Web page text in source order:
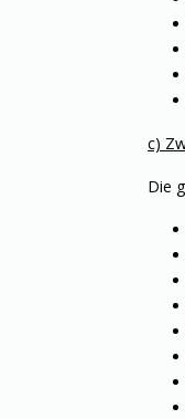
c)
Die